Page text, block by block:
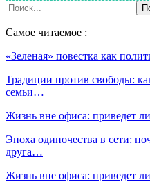
Самое читаемое :
«Зеленая» повестка как
Традиции против свободы:
семьи…
Жизнь вне офиса: приведет
Эпоха одиночества в сети:
друга…
Жизнь вне офиса: приведет